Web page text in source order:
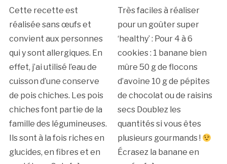
Cette recette est
réalisée sans œufs et
convient aux personnes
qui y sont allergiques. En
effet, j’ai utilisé l’eau de
cuisson d’une conserve
de pois chiches. Les pois
chiches font partie de la
famille des légumineuses.
Ils sont à la fois riches en
glucides, en fibres et en
Très faciles à réaliser
pour un goûter super
‘healthy’ : Pour 4 à 6
cookies : 1 banane bien
mûre 50 g de flocons
d’avoine 10 g de pépites
de chocolat ou de raisins
secs Doublez les
quantités si vous êtes
plusieurs gourmands !
Écrasez la banane en